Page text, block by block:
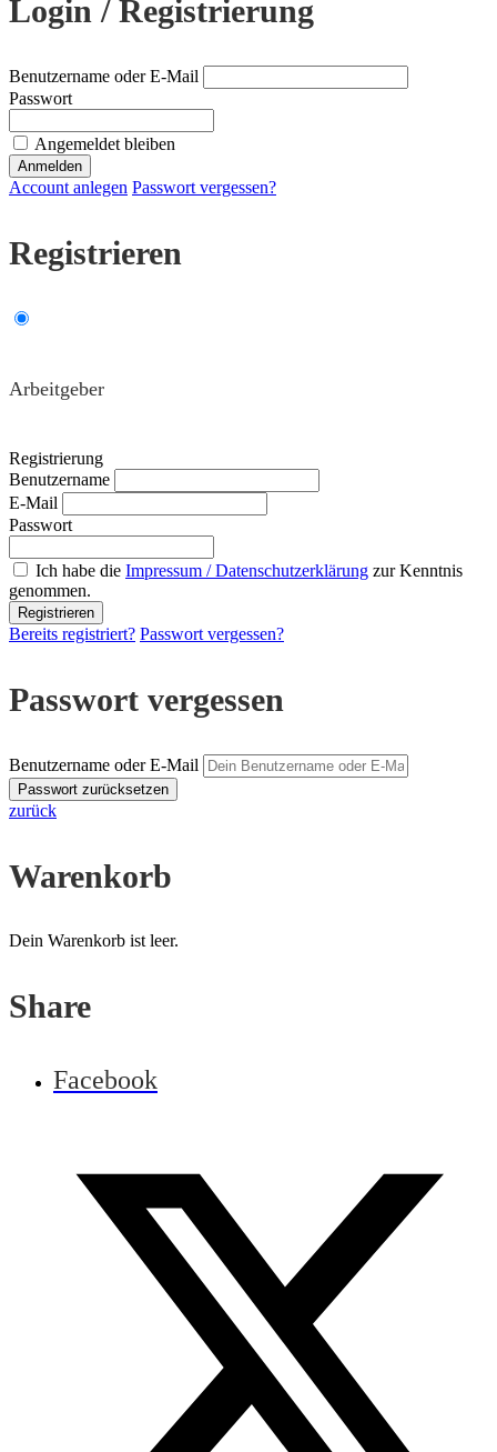
Login / Registrierung
Benutzername oder E-Mail
Passwort
Angemeldet bleiben
Account anlegen Passwort vergessen?
Registrieren
Arbeitgeber
Registrierung
Benutzername
E-Mail
Passwort
Ich habe die Impressum / Datenschutzerklärung zur Kenntnis
genommen.
Bereits registriert? Passwort vergessen?
Passwort vergessen
Benutzername oder E-Mail
zurück
Warenkorb
Dein Warenkorb ist leer.
Share
Facebook